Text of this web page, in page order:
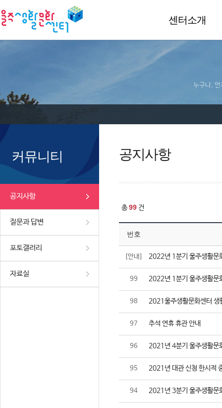
센터소개
누구나, 언
커뮤니티
공지사항
질문과 답변
포토갤러리
자료실
공지사항
총99 건
번호
[안내] 2022년 1분기 울주생활문
99 2022년 1분기 울주생활문
98 2021울주생활문화센터 생
97 추석 연휴 휴관 안내
96 2021년 4분기 울주생활문
95 2021년 대관 신청 한시적
94 2021년 3분기 울주생활문